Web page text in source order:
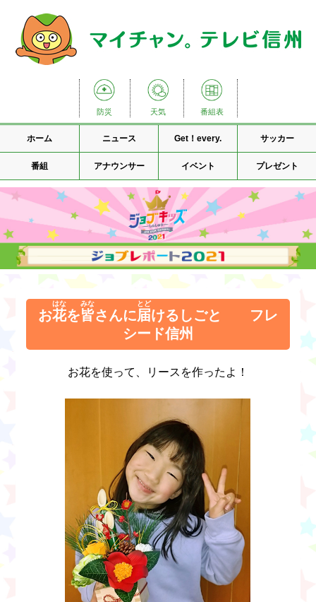
防災 天気 番組表
ホーム ニュース Get！every. サッカー
番組 アナウンサー イベント プレゼント
お花
はな
を皆
みな
さんに届
とど
けるしごと フレ
シード信州
お花を使って、リースを作ったよ！